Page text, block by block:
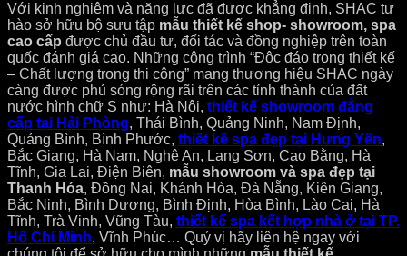
Với kinh nghiệm và năng lực đã được khẳng định, SHAC tự
hào sở hữu bộ sưu tập mẫu thiết kế shop- showroom, spa
cao cấp được chủ đầu tư, đối tác và đồng nghiệp trên toàn
quốc đánh giá cao. Những công trình “Độc đáo trong thiết kế
– Chất lượng trong thi công” mang thương hiệu SHAC ngày
càng được phủ sóng rộng rãi trên các tỉnh thành của đất
nước hình chữ S như: Hà Nội, thiết kế showroom đẳng
cấp tại Hải Phòng, Thái Bình, Quảng Ninh, Nam Định,
Quảng Bình, Bình Phước, thiết kế spa đẹp tại Hưng Yên,
Bắc Giang, Hà Nam, Nghệ An, Lạng Sơn, Cao Bằng, Hà
Tĩnh, Gia Lai, Điện Biên, mẫu showroom và spa đẹp tại
Thanh Hóa, Đồng Nai, Khánh Hòa, Đà Nẵng, Kiên Giang,
Bắc Ninh, Bình Dương, Bình Định, Hòa Bình, Lào Cai, Hà
Tĩnh, Trà Vinh, Vũng Tàu, thiết kế spa kết hợp nhà ở tại TP.
Hồ Chí Minh, Vĩnh Phúc… Quý vị hãy liên hệ ngay với